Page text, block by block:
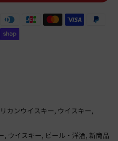
カンウイスキー ウイスキー
ウイスキー ビール・洋酒 新商品